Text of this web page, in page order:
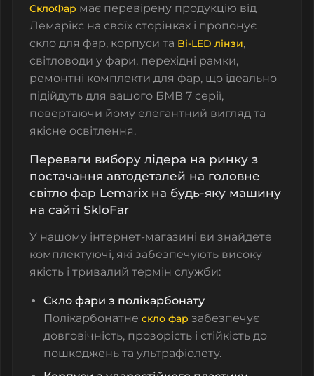
СклоФар має перевірену продукцію від
Лемарікс на своїх сторінках і пропонує
скло для фар, корпуси та Bi-LED лінзи,
світловоди у фари, перехідні рамки,
ремонтні комплекти для фар, що ідеально
підійдуть для вашого БМВ 7 серії,
повертаючи йому елегантний вигляд та
якісне освітлення.
Переваги вибору лідера на ринку з
постачання автодеталей на головне
світло фар Lemarix на будь-яку машину
на сайті SkloFar
У нашому інтернет-магазині ви знайдете
комплектуючі, які забезпечують високу
якість і тривалий термін служби:
Скло фари з полікарбонату
Полікарбонатне скло фар забезпечує
довговічність, прозорість і стійкість до
пошкоджень та ультрафіолету.